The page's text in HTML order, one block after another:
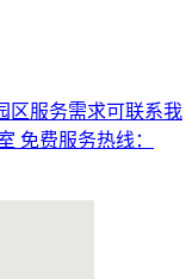
区服务需求可联系我
免费服务热线：